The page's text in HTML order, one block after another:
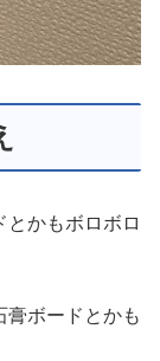
とかもボロボロ
膏ボードとかも